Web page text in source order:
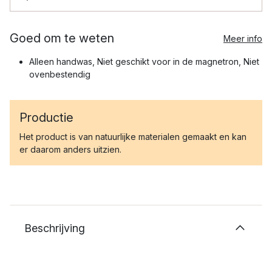
Goed om te weten Meer info
Alleen handwas, Niet geschikt voor in de magnetron, Niet
ovenbestendig
Productie
Het product is van natuurlijke materialen gemaakt en kan
er daarom anders uitzien.
Beschrijving